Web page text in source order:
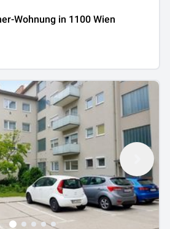
Wohnung in 1100 Wien